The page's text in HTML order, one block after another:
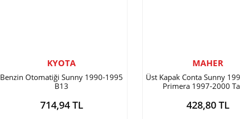
KYOTA
Benzin Otomatiği Sunny 1990-1995
B13
714,94 TL
MAHER
Üst Kapak Conta Sunny
Primera 1997-2000
428,80 TL